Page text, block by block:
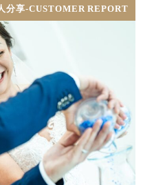
分享-CUSTOMER REPORT